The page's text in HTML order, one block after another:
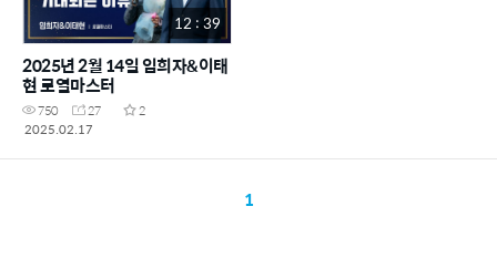
12 : 39
2025년 2월 14일 임희자&이태
현 로열마스터
750 27
2
2025.02.17
1